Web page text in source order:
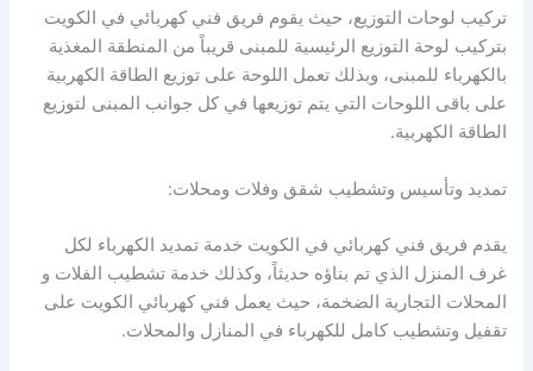
تركيب لوحات التوزيع، حيث يقوم فريق فني كهربائي في الكويت
بتركيب لوحة التوزيع الرئيسية للمبنى قريباً من المنطقة المغذية
بالكهرباء للمبنى، وبذلك تعمل اللوحة على توزيع الطاقة الكهربية
على باقى اللوحات التي يتم توزيعها في كل جوانب المبنى لتوزيع
الطاقة الكهربية.
تمديد وتأسيس وتشطيب شقق وفلات ومحلات:
يقدم فريق فني كهربائي في الكويت خدمة تمديد الكهرباء لكل
غرف المنزل الذي تم بناؤه حديثاً، وكذلك خدمة تشطيب الفلات و
المحلات التجارية الضخمة، حيث يعمل فني كهربائي الكويت على
تقفيل وتشطيب كامل للكهرباء في المنازل والمحلات.